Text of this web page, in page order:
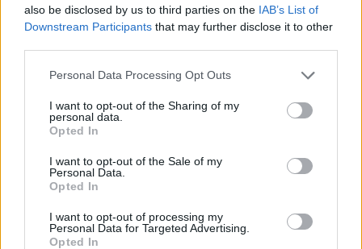
also be disclosed by us to third parties on the IAB’s List of
Downstream Participants that may further disclose it to other
Personal Data Processing Opt Outs
I want to opt-out of the Sharing of my
personal data.
Opted In
I want to opt-out of the Sale of my
Personal Data.
Opted In
I want to opt-out of processing my
Personal Data for Targeted Advertising.
Opted In